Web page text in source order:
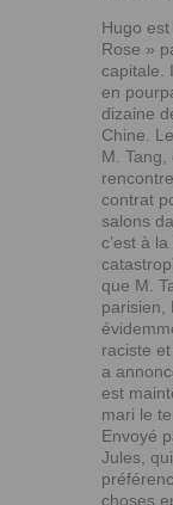
Hugo
Rose »
capitale.
en
dizaine
Chine.
M.
contrat
salons
c’est à
que M.
parisien,
raciste
a
est
mari le
Envoyé
Jules,
choses